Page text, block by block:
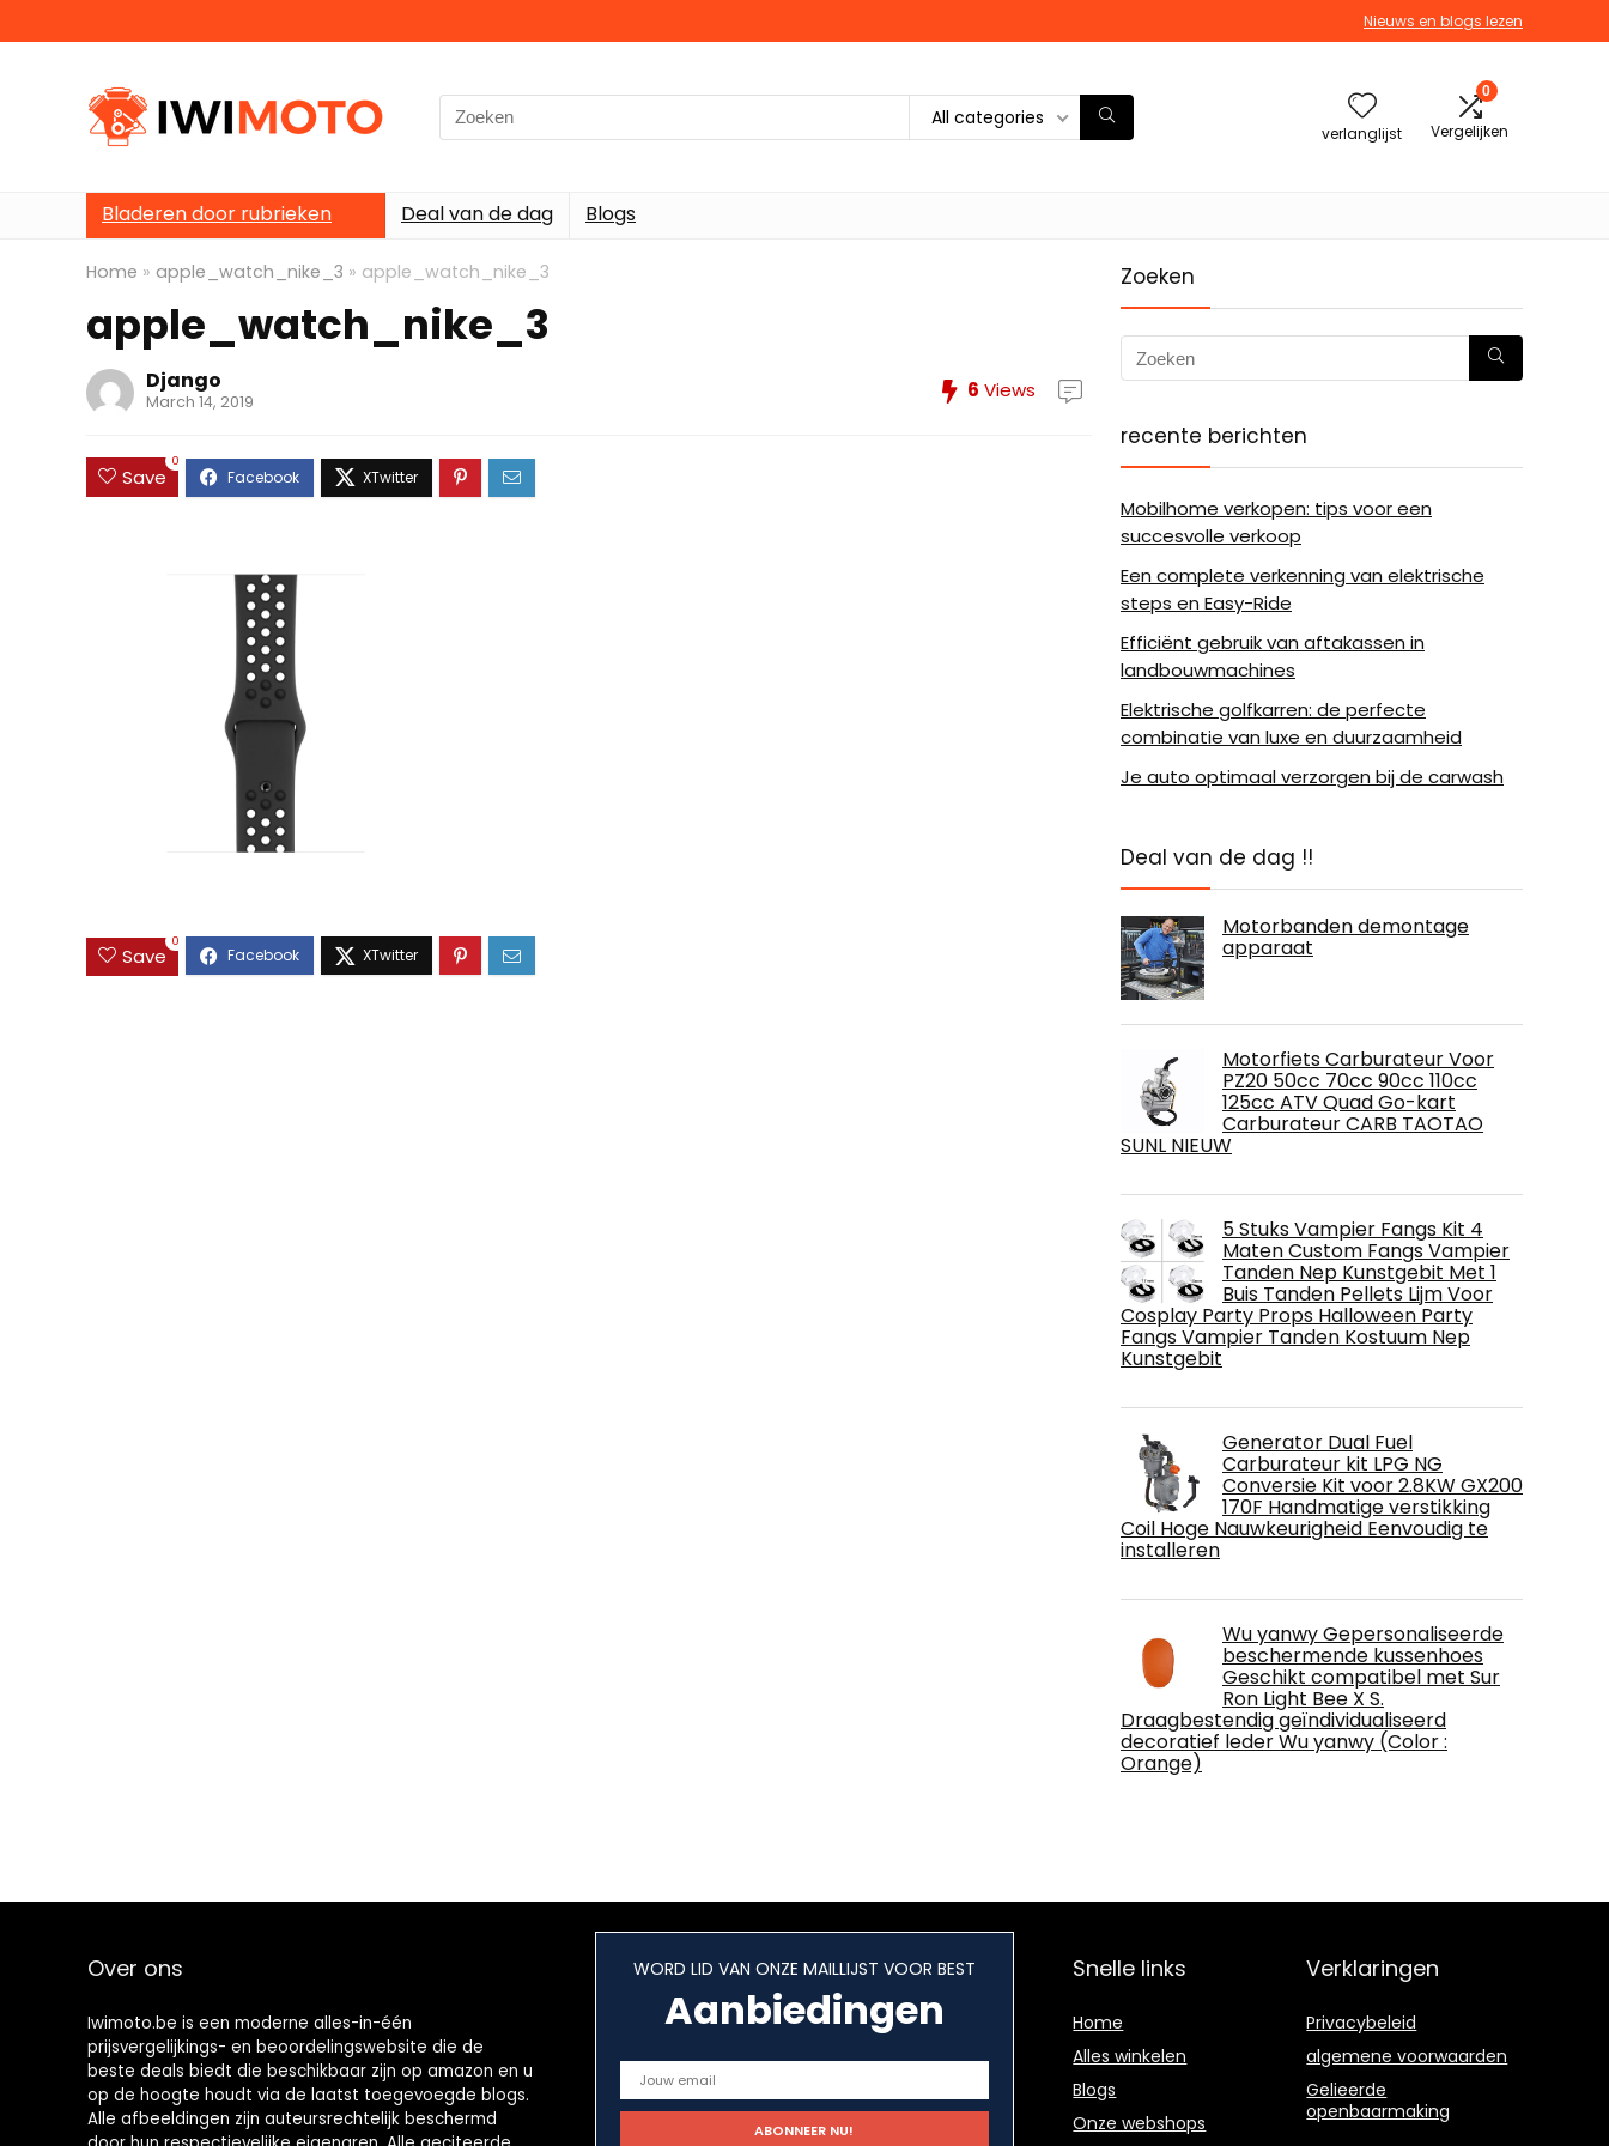
Nieuws en blogs lezen
Search
for:
All categories
verlanglijst
0
Vergelijken
Bladeren door rubrieken Deal van de dag Blogs
Home » apple_watch_nike_3 » apple_watch_nike_3
apple_watch_nike_3
Django
March 14, 2019 6 Views
Save
0
Save
0
Zoeken
recente berichten
Mobilhome verkopen: tips voor een
succesvolle verkoop
Een complete verkenning van elektrische
steps en Easy-Ride
Efficiënt gebruik van aftakassen in
landbouwmachines
Elektrische golfkarren: de perfecte
combinatie van luxe en duurzaamheid
Je auto optimaal verzorgen bij de carwash
Deal van de dag !!
Motorbanden demontage
apparaat
Motorfiets Carburateur Voor
PZ20 50cc 70cc 90cc 110cc
125cc ATV Quad Go-kart
Carburateur CARB TAOTAO
SUNL NIEUW
5 Stuks Vampier Fangs Kit 4
Maten Custom Fangs Vampier
Tanden Nep Kunstgebit Met 1
Buis Tanden Pellets Lijm Voor
Cosplay Party Props Halloween Party
Fangs Vampier Tanden Kostuum Nep
Kunstgebit
Generator Dual Fuel
Carburateur kit LPG NG
Conversie Kit voor 2.8KW GX200
170F Handmatige verstikking
Coil Hoge Nauwkeurigheid Eenvoudig te
installeren
Wu yanwy Gepersonaliseerde
beschermende kussenhoes
Geschikt compatibel met Sur
Ron Light Bee X S.
Draagbestendig geïndividualiseerd
decoratief leder Wu yanwy (Color :
Orange)
Over ons
Iwimoto.be is een moderne alles-in-één
prijsvergelijkings- en beoordelingswebsite die de
beste deals biedt die beschikbaar zijn op amazon en u
op de hoogte houdt via de laatst toegevoegde blogs.
Alle afbeeldingen zijn auteursrechtelijk beschermd
WORD LID VAN ONZE MAILLIJST VOOR BEST
Aanbiedingen
Snelle links
Home
Alles winkelen
Blogs
Onze webshops
Verklaringen
Privacybeleid
algemene voorwaarden
Gelieerde
openbaarmaking